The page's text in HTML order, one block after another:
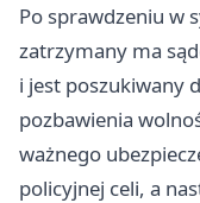
Po sprawdzeniu w
zatrzymany ma
i jest poszukiwany
pozbawienia
ważnego
policyjnej celi, a